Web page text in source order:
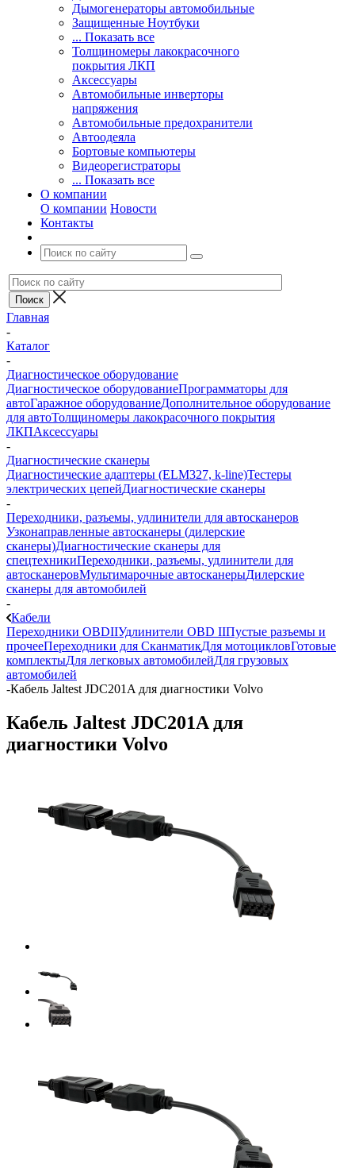
Дымогенераторы автомобильные
Защищенные Ноутбуки
... Показать все
Толщиномеры лакокрасочного
покрытия ЛКП
Аксессуары
Автомобильные инверторы
напряжения
Автомобильные предохранители
Автоодеяла
Бортовые компьютеры
Видеорегистраторы
... Показать все
О компании
О компании Новости
Контакты
Главная
-
Каталог
-
Диагностическое оборудование
Диагностическое оборудованиеПрограмматоры для
автоГаражное оборудованиеДополнительное оборудование
для автоТолщиномеры лакокрасочного покрытия
ЛКПАксессуары
-
Диагностические сканеры
Диагностические адаптеры (ELM327, k-line)Тестеры
электрических цепейДиагностические сканеры
-
Переходники, разъемы, удлинители для автосканеров
Узконаправленные автосканеры (дилерские
сканеры)Диагностические сканеры для
спецтехникиПереходники, разъемы, удлинители для
автосканеровМультимарочные автосканерыДилерские
сканеры для автомобилей
-
Кабели
Переходники OBDIIУдлинители OBD IIПустые разъемы и
прочееПереходники для СканматикДля мотоцикловГотовые
комплектыДля легковых автомобилейДля грузовых
автомобилей
-Кабель Jaltest JDC201A для диагностики Volvo
Кабель Jaltest JDC201A для
диагностики Volvo